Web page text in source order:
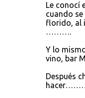
Le conocí
cuando se
florido, al
……….
Y lo
vino, bar
Después